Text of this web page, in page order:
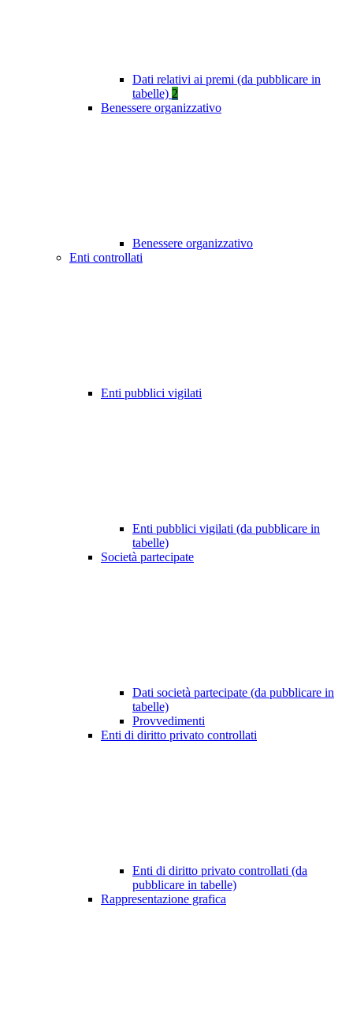
Dati relativi ai premi (da pubblicare in
tabelle) 2
Benessere organizzativo
Benessere organizzativo
Enti controllati
Enti pubblici vigilati
Enti pubblici vigilati (da pubblicare in
tabelle)
Società partecipate
Dati società partecipate (da pubblicare in
tabelle)
Provvedimenti
Enti di diritto privato controllati
Enti di diritto privato controllati (da
pubblicare in tabelle)
Rappresentazione grafica